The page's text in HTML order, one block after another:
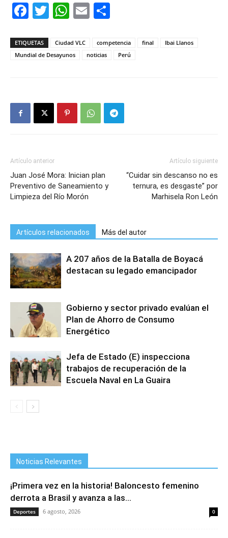
Facebook
Twitter
WhatsApp
Email
ETIQUETAS Ciudad VLC competencia final
Ibai Llanos
Mundial de Desayunos
noticias Perú
Artículo anterior
Juan José Mora: Inician plan
Preventivo de Saneamiento y
Limpieza del Río Morón
Artículo siguiente
“Cuidar sin descanso no es
ternura, es desgaste” por
Marhisela Ron León
Artículos relacionados Más del autor
A 207 años de la Batalla de Boyacá
destacan su legado emancipador
Gobierno y sector privado evalúan el
Plan de Ahorro de Consumo
Energético
Jefa de Estado (E) inspecciona
trabajos de recuperación de la
Escuela Naval en La Guaira
Noticias Relevantes
¡Primera vez en la historia! Baloncesto femenino
derrota a Brasil y avanza a las...
Deportes 6 agosto, 2026 0